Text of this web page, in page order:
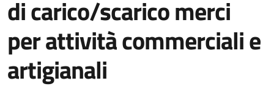
di carico/scarico merci
per attività commerciali e
artigianali